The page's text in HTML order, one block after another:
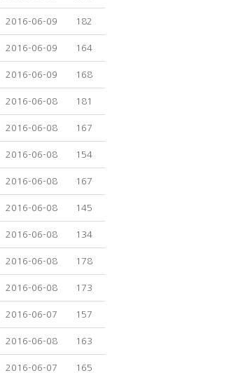
2016-06-09 182
2016-06-09 164
2016-06-09 168
2016-06-08 181
2016-06-08 167
2016-06-08 154
2016-06-08 167
2016-06-08 145
2016-06-08 134
2016-06-08 178
2016-06-08 173
2016-06-07 157
2016-06-08 163
2016-06-07 165